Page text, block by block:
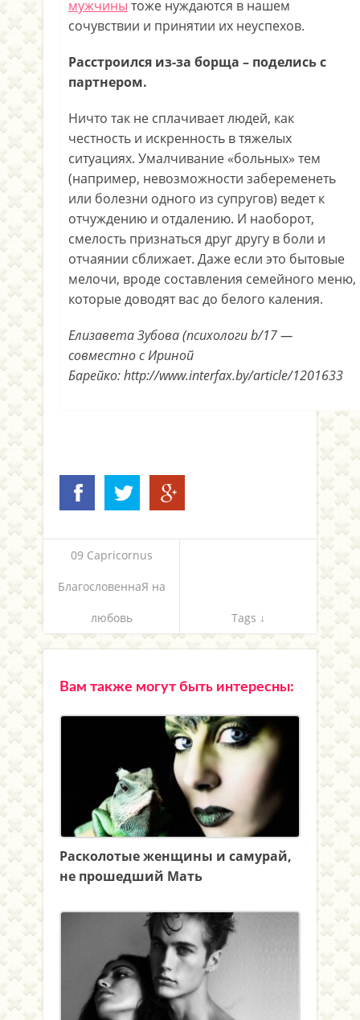
мужчины тоже нуждаются в нашем
сочувствии и принятии их неуспехов.
Расстроился из-за борща – поделись с
партнером.
Ничто так не сплачивает людей, как
честность и искренность в тяжелых
ситуациях. Умалчивание «больных» тем
(например, невозможности забеременеть
или болезни одного из супругов) ведет к
отчуждению и отдалению. И наоборот,
смелость признаться друг другу в боли и
отчаянии сближает. Даже если это бытовые
мелочи, вроде составления семейного меню,
которые доводят вас до белого каления.
Елизавета Зубова (психологи b/17 —
совместно с Ириной
Барейко: http://www.interfax.by/article/1201633
09 Capricornus
БлагословеннаЯ на
любовь Tags ↓
Вам также могут быть интересны:
Расколотые женщины и самурай,
не прошедший Мать